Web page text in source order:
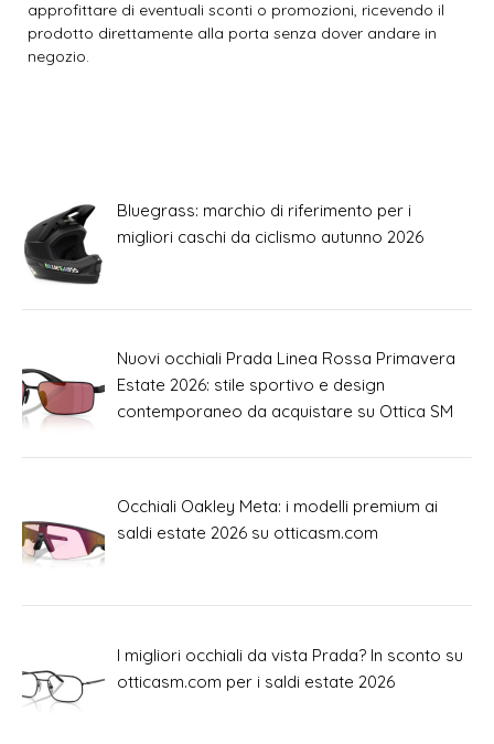
approfittare di eventuali sconti o promozioni, ricevendo il
prodotto direttamente alla porta senza dover andare in
negozio.
Bluegrass: marchio di riferimento per i
migliori caschi da ciclismo autunno 2026
Nuovi occhiali Prada Linea Rossa Primavera
Estate 2026: stile sportivo e design
contemporaneo da acquistare su Ottica SM
Occhiali Oakley Meta: i modelli premium ai
saldi estate 2026 su otticasm.com
I migliori occhiali da vista Prada? In sconto su
otticasm.com per i saldi estate 2026